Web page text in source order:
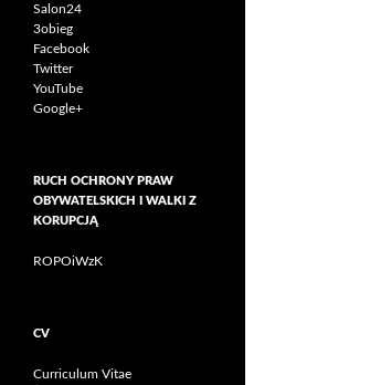
Salon24
3obieg
Facebook
Twitter
YouTube
Google+
RUCH OCHRONY PRAW
OBYWATELSKICH I WALKI Z
KORUPCJĄ
ROPOiWzK
CV
Curriculum Vitae